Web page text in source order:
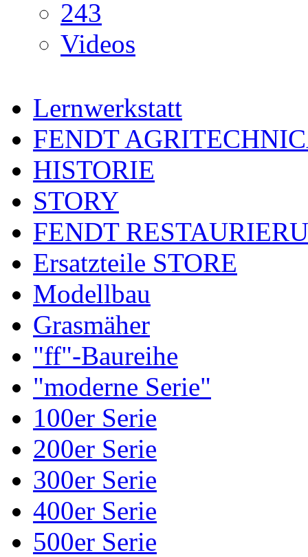
243
Videos
Lernwerkstatt
FENDT
HISTORIE
STORY
FENDT
Ersatzteile STORE
Modellbau
Grasmäher
"ff"-Baureihe
"moderne Serie"
100er Serie
200er Serie
300er Serie
400er Serie
500er Serie